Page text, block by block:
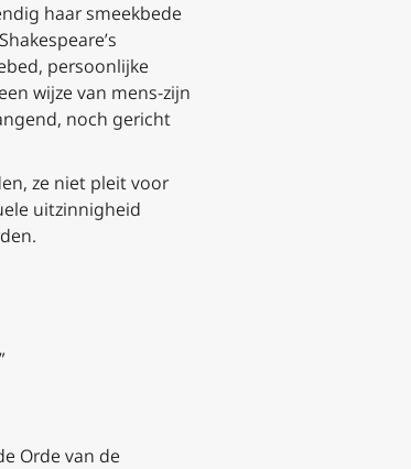
haar smeekbede
persoonlijke
wijze van mens-zijn
noch gericht
ze niet pleit voor
uitzinnigheid
Orde van de